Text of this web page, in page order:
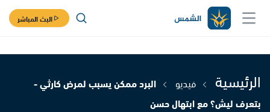
البث المباشر
الرئيسية فيديو
البرد ممكن يسبب لمرض كارثي -
بتعرف ليش؟ مع ابتهال حسن